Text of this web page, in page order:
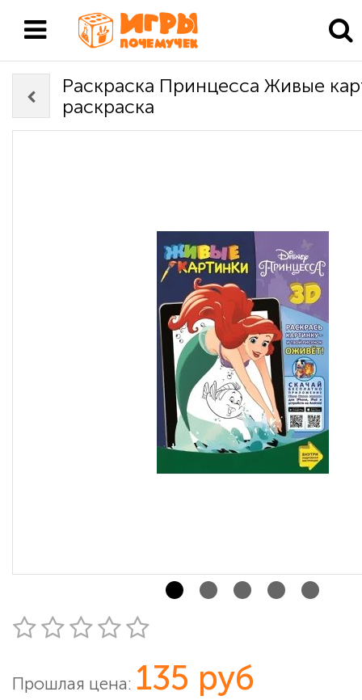
Раскраска Принцесса Живые
раскраска
Прошлая цена: 135 руб